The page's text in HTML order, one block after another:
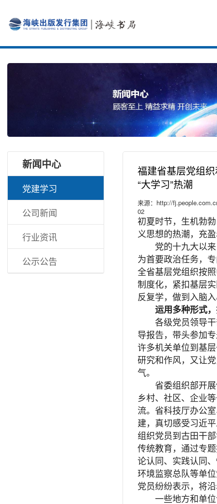
新闻中心
党建学习
公司新闻
行业资讯
公示公告
福建省基层党组
“大学习”热潮
来源：http://
02
初夏时节，生机勃
义思想的热潮，充
党的十九大以来
为首要政治任务，
全省基层党组织按
制度化，紧扣基层
反复学，做到入脑
运用多种形式
各级党员领导干
导报告，带头参加
许多机关单位到基
研究和作风，又让
气。
省委组织部开展“
乡村、社区、企业
流。省科技厅办公
建，真切感受习近
组织党员到古田干
传统教育，通过专
论认同、实践认同
环境监察总队等单
党员纷纷表示，将
一些地方和单位